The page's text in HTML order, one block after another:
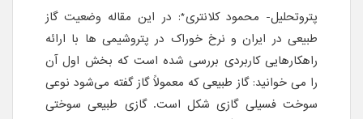
پتروتحلیل- محمود کلانتری*: در این مقاله وضعیت گاز
طبیعی در ایران و نرخ خوراک در پتروشیمی ها با ارائه
راهکارهایی کاربردی بررسی شده است که بخش اول آن
را می خوانید: گاز طبیعی که معمولاً گاز گفته می‌شود نوعی
سوخت فسیلی گازی شکل است. گازی طبیعی سوختی